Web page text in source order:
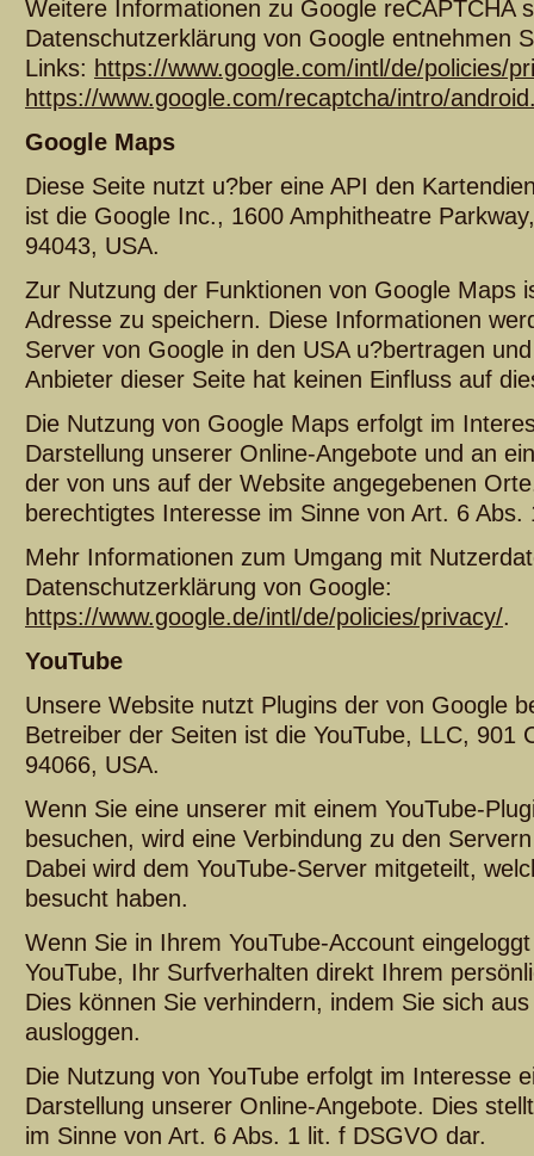
Weitere Informationen zu Google reCAPTCHA
Datenschutzerklärung von Google entnehmen
Links: https://www.google.com/intl/de/policies/
https://www.google.com/recaptcha/intro/
Google Maps
Diese Seite nutzt u?ber eine API den
ist die Google Inc., 1600 Amphitheatre
94043, USA.
Zur Nutzung der Funktionen von Google Maps
Adresse zu speichern. Diese Informationen
Server von Google in den USA u?bertragen
Anbieter dieser Seite hat keinen Einfluss auf
Die Nutzung von Google Maps erfolgt im
Darstellung unserer Online-Angebote und an
der von uns auf der Website angegebenen
berechtigtes Interesse im Sinne von Art. 6
Mehr Informationen zum Umgang mit
Datenschutzerklärung von Google:
https://www.google.de/intl/de/policies/privacy/.
YouTube
Unsere Website nutzt Plugins der von Google
Betreiber der Seiten ist die YouTube, LLC, 901
94066, USA.
Wenn Sie eine unserer mit einem YouTube-
besuchen, wird eine Verbindung zu den
Dabei wird dem YouTube-Server mitgeteilt,
besucht haben.
Wenn Sie in Ihrem YouTube-Account
YouTube, Ihr Surfverhalten direkt Ihrem
Dies können Sie verhindern, indem Sie sich
ausloggen.
Die Nutzung von YouTube erfolgt im Interesse
Darstellung unserer Online-Angebote. Dies
im Sinne von Art. 6 Abs. 1 lit. f DSGVO dar.